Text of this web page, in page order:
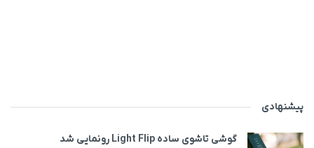
پیشنهادی
گوشی تاشوی ساده Light Flip رونمایی شد